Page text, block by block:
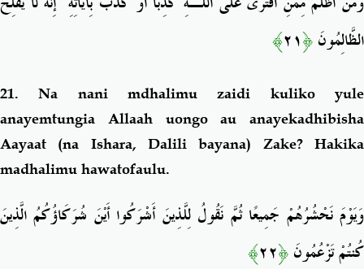
الظَّالِمُونَ﴿٢١﴾
21. Na nani mdhalimu zaidi kuliko yule
anayemtungia Allaah uongo au anayekadhibisha
Aayaat (na Ishara, Dalili bayana) Zake? Hakika
madhalimu hawatofaulu.
وَيَوْمَ نَحْشُرُهُمْ جَمِيعًا ثُمَّ نَقُولُ لِلَّذِينَ أَشْرَكُوا أَيْنَ شُرَكَاؤُكُمُ الَّذِينَ
كُنتُمْ تَزْعُمُونَ﴿٢٢﴾